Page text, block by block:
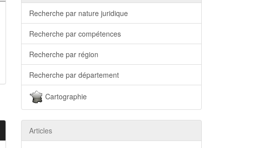
Recherche par nature juridique
Recherche par compétences
Recherche par région
Recherche par département
Cartographie
Articles